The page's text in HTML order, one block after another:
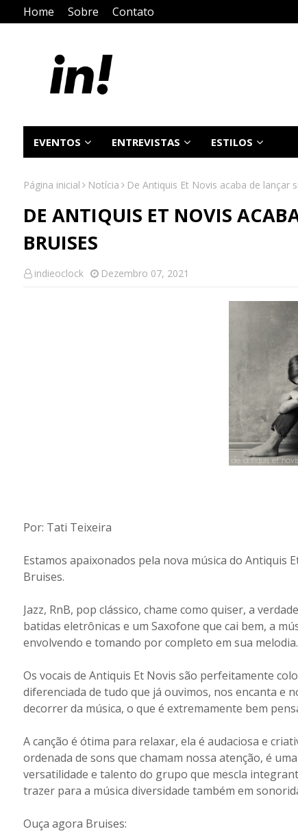
Home Sobre Contato
EVENTOS ENTREVISTAS ESTILOS
Página inicial Notícia De Antiquis Et Novis acaba de lançar
DE ANTIQUIS ET NOVIS
BRUISES
indieoclock Dezembro 07, 2021
Por: Tati Teixeira
Estamos apaixonados pela nova música do Antiquis
Bruises.
Jazz, RnB, pop clássico, chame como quiser, a
batidas eletrônicas e um Saxofone que cai bem, a
envolvendo e tomando por completo em sua melodia.
Os vocais de Antiquis Et Novis são perfeitamente
diferenciada de tudo que já ouvimos, nos encanta e
decorrer da música, o que é extremamente bem
A canção é ótima para relaxar, ela é audaciosa e
ordenada de sons que chamam nossa atenção, é
versatilidade e talento do grupo que mescla
trazer para a música diversidade também em
Ouça agora Bruises: